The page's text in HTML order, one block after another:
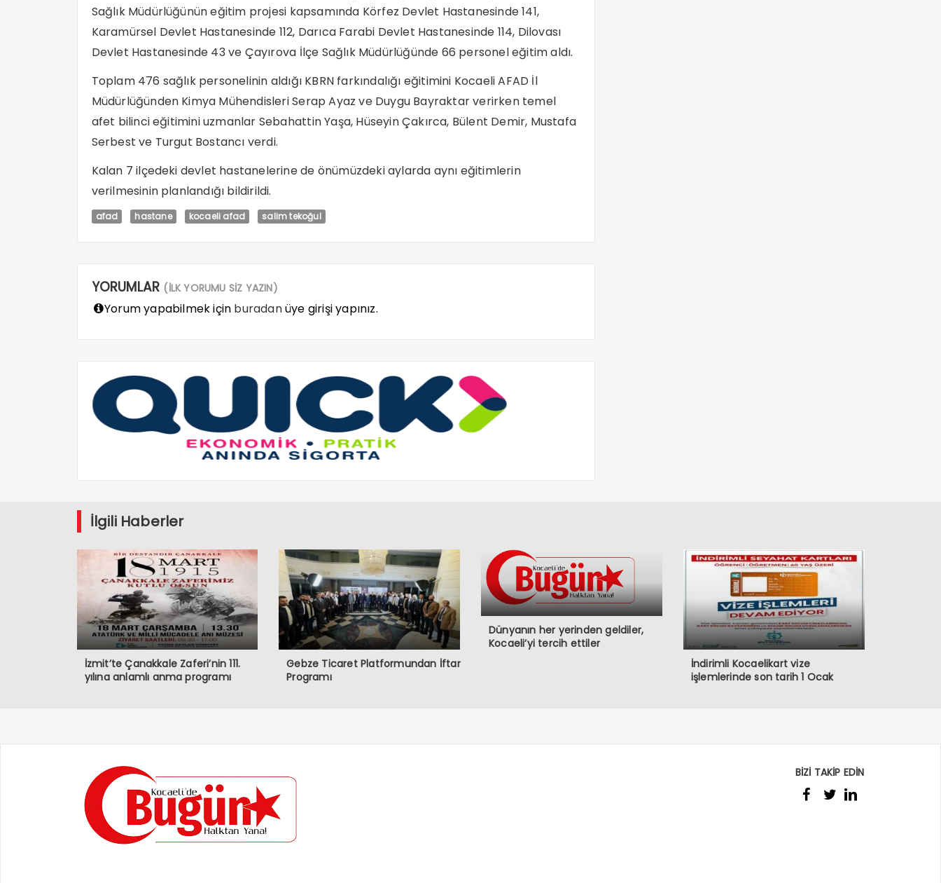
Sağlık Müdürlüğünün eğitim projesi kapsamında Körfez Devlet Hastanesinde 141,
Karamürsel Devlet Hastanesinde 112, Darıca Farabi Devlet Hastanesinde 114, Dilovası
Devlet Hastanesinde 43 ve Çayırova İlçe Sağlık Müdürlüğünde 66 personel eğitim aldı.
Toplam 476 sağlık personelinin aldığı KBRN farkındalığı eğitimini Kocaeli AFAD İl
Müdürlüğünden Kimya Mühendisleri Serap Ayaz ve Duygu Bayraktar verirken temel
afet bilinci eğitimini uzmanlar Sebahattin Yaşa, Hüseyin Çakırca, Bülent Demir, Mustafa
Serbest ve Turgut Bostancı verdi.
Kalan 7 ilçedeki devlet hastanelerine de önümüzdeki aylarda aynı eğitimlerin
verilmesinin planlandığı bildirildi.
afad hastane kocaeli afad salim tekoğul
YORUMLAR (İLK YORUMU SİZ YAZIN)
Yorum yapabilmek için buradanüye girişi yapınız.
İlgili Haberler
İzmit’te Çanakkale Zaferi’nin 111.
yılına anlamlı anma programı
Gebze Ticaret Platformundan İftar
Programı
Dünyanın her yerinden geldiler,
Kocaeli’yi tercih ettiler
İndirimli Kocaelikart vize
işlemlerinde son tarih 1 Ocak
BİZİ TAKİP EDİN